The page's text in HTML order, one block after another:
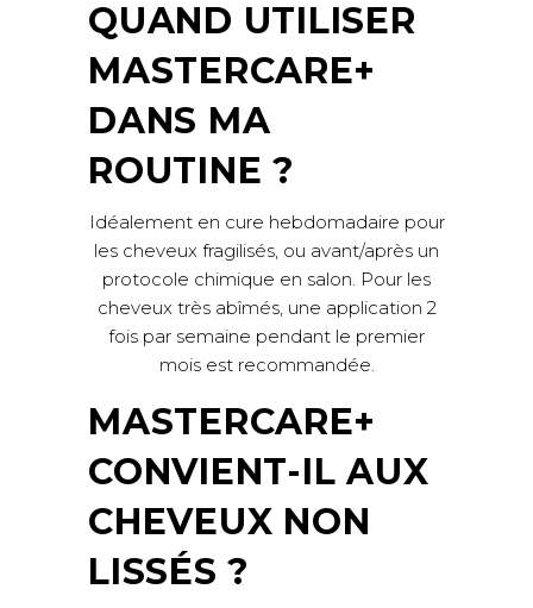
QUAND UTILISER
MASTERCARE+
DANS MA
ROUTINE ?
Idéalement en cure hebdomadaire pour
les cheveux fragilisés, ou avant/après un
protocole chimique en salon. Pour les
cheveux très abîmés, une application 2
fois par semaine pendant le premier
mois est recommandée.
MASTERCARE+
CONVIENT-IL AUX
CHEVEUX NON
LISSÉS ?